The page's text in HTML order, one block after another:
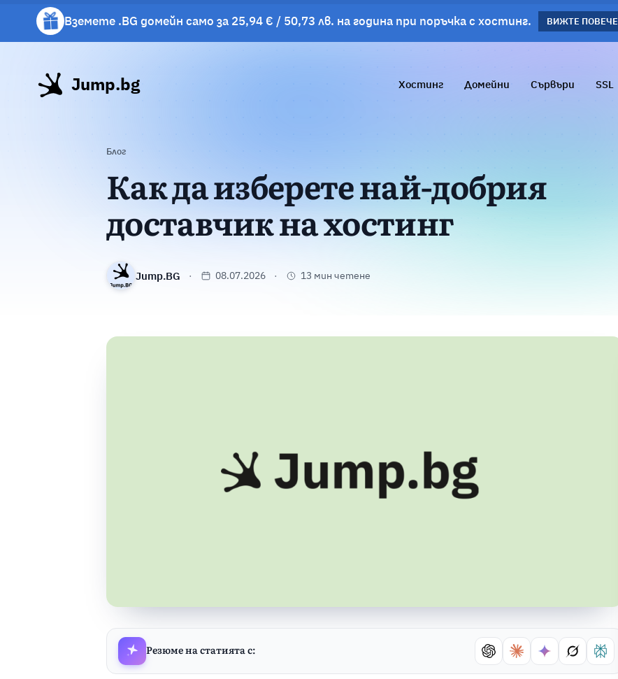
Вземете .BG домейн само за 25,94 € / 50,73 лв. на година при поръчка с хостинг. ВИЖТЕ ПОВЕЧЕ
Вземете подарък чаша с избрани хостинг планове! ВИЖΤΕ ПОВЕЧЕ
Jump.bg Хостинг Домейни Сървъри SSL
Блог
Как да изберете най-добрия
доставчик на хостинг
Jump.BG 08.07.2026 13 мин четене
Резюме на статията с: